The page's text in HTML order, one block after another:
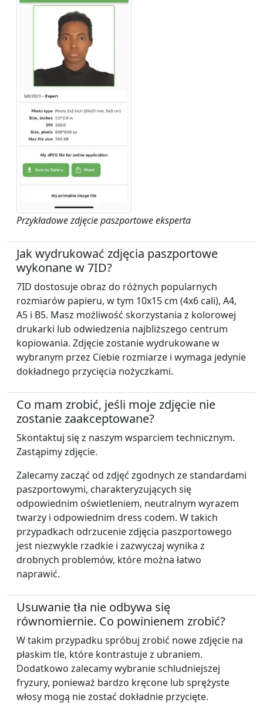
Przykładowe zdjęcie paszportowe eksperta
Jak wydrukować zdjęcia paszportowe
wykonane w 7ID?
7ID dostosuje obraz do różnych popularnych
rozmiarów papieru, w tym 10x15 cm (4x6 cali), A4,
A5 i B5. Masz możliwość skorzystania z kolorowej
drukarki lub odwiedzenia najbliższego centrum
kopiowania. Zdjęcie zostanie wydrukowane w
wybranym przez Ciebie rozmiarze i wymaga jedynie
dokładnego przycięcia nożyczkami.
Co mam zrobić, jeśli moje zdjęcie nie
zostanie zaakceptowane?
Skontaktuj się z naszym wsparciem technicznym.
Zastąpimy zdjęcie.
Zalecamy zacząć od zdjęć zgodnych ze standardami
paszportowymi, charakteryzujących się
odpowiednim oświetleniem, neutralnym wyrazem
twarzy i odpowiednim dress codem. W takich
przypadkach odrzucenie zdjęcia paszportowego
jest niezwykle rzadkie i zazwyczaj wynika z
drobnych problemów, które można łatwo
naprawić.
Usuwanie tła nie odbywa się
równomiernie. Co powinienem zrobić?
W takim przypadku spróbuj zrobić nowe zdjęcie na
płaskim tle, które kontrastuje z ubraniem.
Dodatkowo zalecamy wybranie schludniejszej
fryzury, ponieważ bardzo kręcone lub sprężyste
włosy mogą nie zostać dokładnie przycięte.